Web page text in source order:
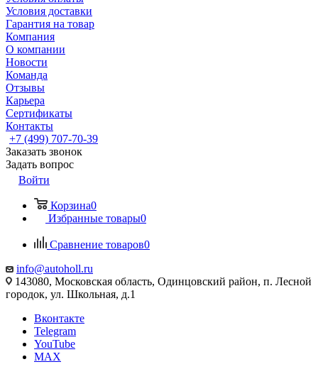
Условия доставки
Гарантия на товар
Компания
О компании
Новости
Команда
Отзывы
Карьера
Сертификаты
Контакты
+7 (499) 707-70-39
Заказать звонок
Задать вопрос
Войти
Корзина0
Избранные товары0
Сравнение товаров0
info@autoholl.ru
143080, Московская область, Одинцовский район, п. Лесной
городок, ул. Школьная, д.1
Вконтакте
Telegram
YouTube
MAX